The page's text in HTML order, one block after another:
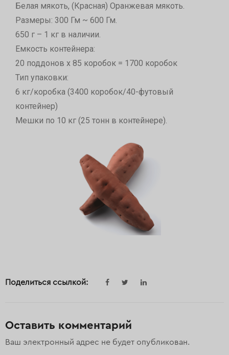
Белая мякоть, (Красная) Оранжевая мякоть.
Размеры: 300 Гм ~ 600 Гм.
650 г – 1 кг в наличии.
Емкость контейнера:
20 поддонов х 85 коробок = 1700 коробок
Тип упаковки:
6 кг/коробка (3400 коробок/40-футовый
контейнер)
Мешки по 10 кг (25 тонн в контейнере).
Поделиться ссылкой:
Оставить комментарий
Ваш электронный адрес не будет опубликован.